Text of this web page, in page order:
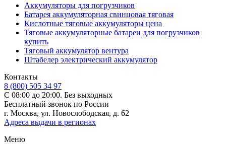
Аккумуляторы для погрузчиков
Батарея аккумуляторная свинцовая тяговая
Кислотные тяговые аккумуляторы цена
Тяговые аккумуляторные батареи для погрузчиков
купить
Тяговый аккумулятор вентура
Штабелер электрический аккумулятор
Контакты
8 (800) 505 34 97
С 08:00 до 20:00. Без выходных
Бесплатный звонок по России
г. Москва, ул. Новослободская, д. 62
Адреса выдачи в регионах
Меню